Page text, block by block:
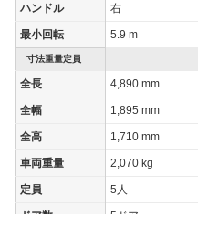
ハンドル 右
最小回転 5.9 m
寸法重量定員
全長 4,890 mm
全幅 1,895 mm
全高 1,710 mm
車両重量 2,070 kg
定員 5人
ドア数 5ドア